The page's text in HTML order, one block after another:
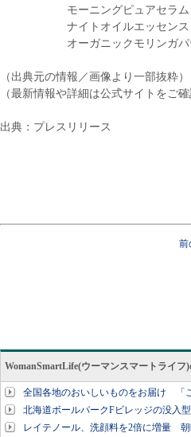
モーニングピュアセラム
ナイトオイルエッセンス
オーガニックモリンガパウ
（出典元の情報／画像より一部抜粋）
（最新情報や詳細は公式サイトをご確
出典：プレスリリース
前
WomanSmartLife(ウーマンスマートライフ
全国各地のおいしいものをお届け 「
北海道ボールパークFビレッジの没入
レイテノール、洗顔料を2倍に増量